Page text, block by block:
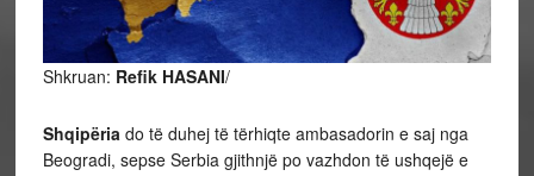
Shkruan: Refik HASANI/
Shqipëria do të duhej të tërhiqte ambasadorin e saj nga
Beogradi, sepse Serbia gjithnjë po vazhdon të ushqejë e